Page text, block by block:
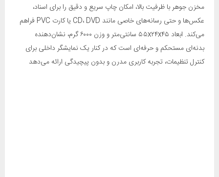
مخزن جوهر با ظرفیت بالا، امکان چاپ سریع و دقیق را برای اسناد،
عکس‌ها و حتی رسانه‌های خاصی مانند CD، DVD یا کارت PVC فراهم
می‌کند. ابعاد ۵۵x۲۴x۴۵ سانتی‌متر و وزن ۶۰۰۰ گرم، نشان‌دهنده
بدنه‌ای مستحکم و حرفه‌ای است که در کنار یک نمایشگر داخلی برای
کنترل تنظیمات، تجربه کاربری مدرن و بدون پیچیدگی ارائه می‌دهد